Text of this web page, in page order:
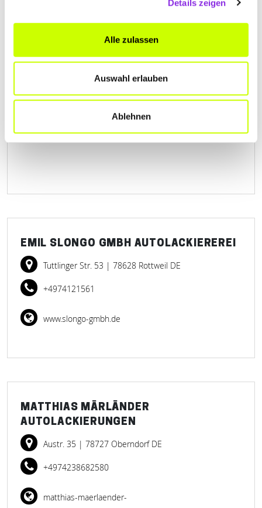
Details zeigen
Alle zulassen
Auswahl erlauben
Ablehnen
AUTOLACKIERUNG HELDMAYER GBR
Dr.-Barth-Straße 9| 75365 Calw DE
EMIL SLONGO GMBH AUTOLACKIEREREI
Tuttlinger Str. 53 | 78628 Rottweil DE
+4974121561
www.slongo-gmbh.de
MATTHIAS MÄRLÄNDER
AUTOLACKIERUNGEN
Austr. 35 | 78727 Oberndorf DE
+4974238682580
matthias-maerlaender-